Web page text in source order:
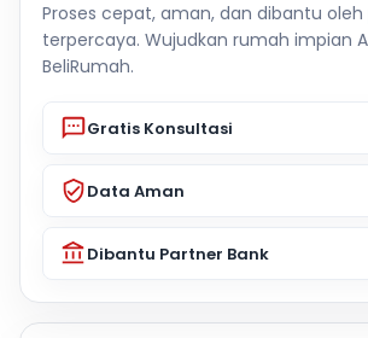
Proses cepat, aman, dan dibantu
terpercaya. Wujudkan rumah impian
BeliRumah.
Gratis Konsultasi
Data Aman
Dibantu Partner Bank